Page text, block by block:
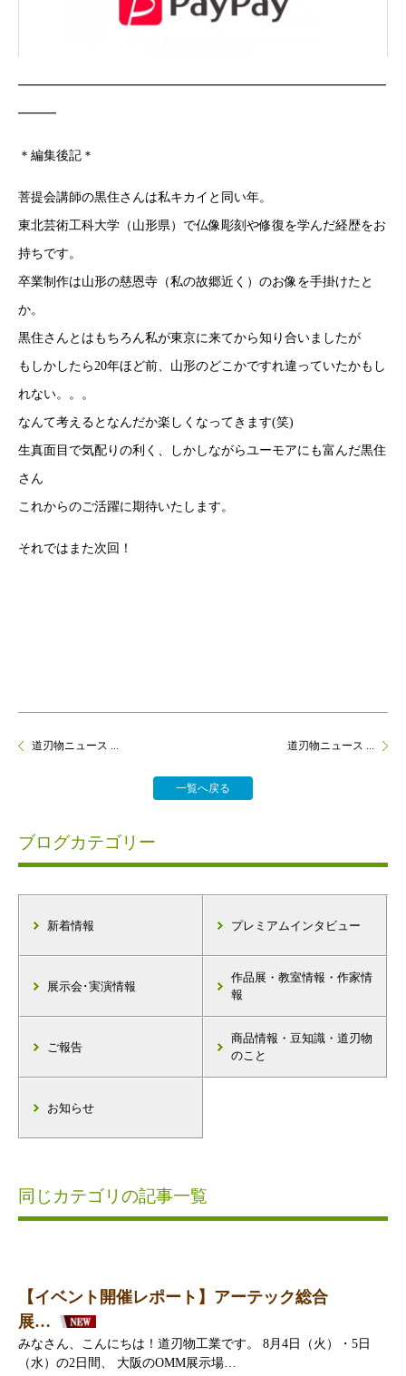
━━━━━━━━━━━━━━━━━━━━━━━━━━━━━
━━━
＊編集後記＊
菩提会講師の黒住さんは私キカイと同い年。
東北芸術工科大学（山形県）で仏像彫刻や修復を学んだ経歴をお
持ちです。
卒業制作は山形の慈恩寺（私の故郷近く）のお像を手掛けたと
か。
黒住さんとはもちろん私が東京に来てから知り合いましたが
もしかしたら20年ほど前、山形のどこかですれ違っていたかもし
れない。。。
なんて考えるとなんだか楽しくなってきます(笑)
生真面目で気配りの利く、しかしながらユーモアにも富んだ黒住
さん
これからのご活躍に期待いたします。
それではまた次回！
道刃物ニュース ...
一覧へ戻る
道刃物ニュース ...
ブログカテゴリー
新着情報 プレミアムインタビュー
展示会･実演情報
作品展・教室情報・作家情
報
ご報告
商品情報・豆知識・道刃物
のこと
お知らせ
同じカテゴリの記事一覧
【イベント開催レポート】アーテック総合
展…
みなさん、こんにちは！道刃物工業です。 8月4日（火）・5日
（水）の2日間、 大阪のOMM展示場…